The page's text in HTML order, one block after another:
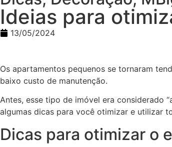
Ideias para
13/05/2024
Os apartamentos pequenos se tornaram
baixo custo de manutenção.
Antes, esse tipo de imóvel era considerado
algumas dicas para você otimizar e utilizar
Dicas para otimizar o